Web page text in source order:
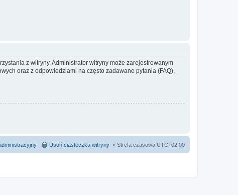
z witryny. Administrator witryny może zarejestrowanym
oraz z odpowiedziami na często zadawane pytania (FAQ),
Strefa czasowa UTC+02:00
Usuń ciasteczka witryny